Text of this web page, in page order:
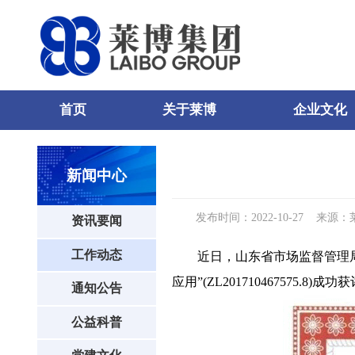
首页 关于莱博 企业文化
新闻中心
资讯要闻
工作动态
通知公告
公益科普
发布时间：2022-10-27 来源：
近日，山东省市场监督管
应用”(ZL201710467575.8)成功